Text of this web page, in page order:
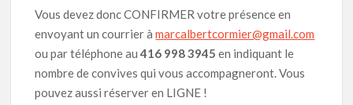
Vous devez donc CONFIRMER votre présence en
envoyant un courrier àmarcalbertcormier@gmail.com
ou par téléphone au416 998 3945 en indiquant le
nombre de convives qui vous accompagneront. Vous
pouvez aussi réserver en LIGNE !